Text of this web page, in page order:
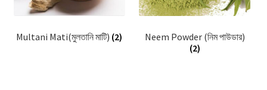
Multani Mati(মুলতানি মাটি) (2)
Neem Powder (নিম পাউডার)
(2)